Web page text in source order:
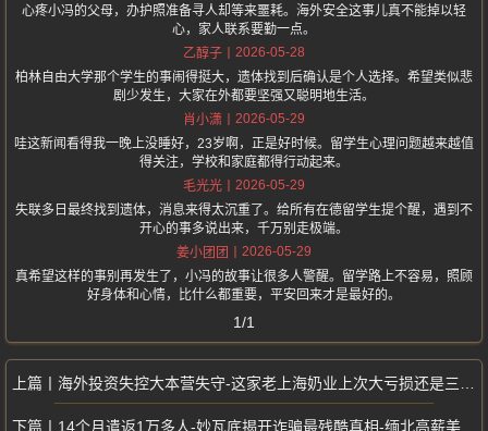
心疼小冯的父母，办护照准备寻人却等来噩耗。海外安全这事儿真不能掉以轻
心，家人联系要勤一点。
乙醇子
2026-05-28
柏林自由大学那个学生的事闹得挺大，遗体找到后确认是个人选择。希望类似悲
剧少发生，大家在外都要坚强又聪明地生活。
肖小潇
2026-05-29
哇这新闻看得我一晚上没睡好，23岁啊，正是好时候。留学生心理问题越来越值
得关注，学校和家庭都得行动起来。
毛光光
2026-05-29
失联多日最终找到遗体，消息来得太沉重了。给所有在德留学生提个醒，遇到不
开心的事多说出来，千万别走极端。
姜小团团
2026-05-29
真希望这样的事别再发生了，小冯的故事让很多人警醒。留学路上不容易，照顾
好身体和心情，比什么都重要，平安回来才是最好的。
1/1
海外投资失控大本营失守-这家老上海奶业上次大亏损还是三聚氰胺时期
14个月遣返1万多人-妙瓦底揭开诈骗最残酷真相-缅北高薪美梦彻底破碎